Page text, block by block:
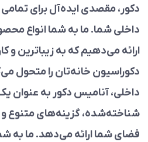
دکور، مقصدی ایده‌آل برای
داخلی شما. ما به شما انواع
ارائه می‌دهیم که به زیباترین
دکوراسیون خانه‌تان را متحول
داخلی، آنامیس دکور به عنوان
شناخته‌شده، گزینه‌های متنوع و
فضای شما ارائه می‌دهد. ما به